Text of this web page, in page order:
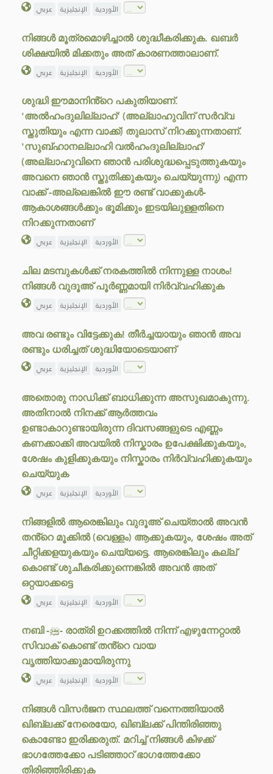
عربي الإنجليزية الأوردية
നിങ്ങൾ മൂത്രമൊഴിച്ചാൽ ശുദ്ധീകരിക്കുക. ഖബർ
ശിക്ഷയിൽ മിക്കതും അത് കാരണത്താലാണ്.
عربي الإنجليزية الأوردية
ശുദ്ധി ഈമാനിൻ്റെ പകുതിയാണ്.
'അൽഹംദുലില്ലാഹ്' (അല്ലാഹുവിന് സർവ്വ
സ്തുതിയും എന്ന വാക്ക്) തുലാസ് നിറക്കുന്നതാണ്.
'സുബ്ഹാനല്ലാഹി വൽഹംദുലില്ലാഹ്'
(അല്ലാഹുവിനെ ഞാൻ പരിശുദ്ധപ്പെടുത്തുകയും
അവനെ ഞാൻ സ്തുതിക്കുകയും ചെയ്യുന്നു) എന്ന
വാക്ക് -അല്ലെങ്കിൽ ഈ രണ്ട് വാക്കുകൾ-
ആകാശങ്ങൾക്കും ഭൂമിക്കും ഇടയിലുള്ളതിനെ
നിറക്കുന്നതാണ്
عربي الإنجليزية الأوردية
ചില മടമ്പുകൾക്ക് നരകത്തിൽ നിന്നുള്ള നാശം!
നിങ്ങൾ വുദൂഅ് പൂർണ്ണമായി നിർവ്വഹിക്കുക
عربي الإنجليزية الأوردية
അവ രണ്ടും വിട്ടേക്കുക! തീർച്ചയായും ഞാൻ അവ
രണ്ടും ധരിച്ചത് ശുദ്ധിയോടെയാണ്
عربي الإنجليزية الأوردية
അതൊരു നാഡിക്ക് ബാധിക്കുന്ന അസുഖമാകുന്നു.
അതിനാൽ നിനക്ക് ആർത്തവം
ഉണ്ടാകാറുണ്ടായിരുന്ന ദിവസങ്ങളുടെ എണ്ണം
കണക്കാക്കി അവയിൽ നിസ്കാരം ഉപേക്ഷിക്കുകയും,
ശേഷം കുളിക്കുകയും നിസ്കാരം നിർവ്വഹിക്കുകയും
ചെയ്യുക
عربي الإنجليزية الأوردية
നിങ്ങളിൽ ആരെങ്കിലും വുദൂഅ് ചെയ്താൽ അവൻ
തൻ്റെ മൂക്കിൽ (വെള്ളം) ആക്കുകയും, ശേഷം അത്
ചീറ്റിക്കളയുകയും ചെയ്യട്ടെ. ആരെങ്കിലും കല്ല്
കൊണ്ട് ശുചീകരിക്കുന്നെങ്കിൽ അവൻ അത്
ഒറ്റയാക്കട്ടെ
عربي الإنجليزية الأوردية
നബി -ﷺ- രാത്രി ഉറക്കത്തിൽ നിന്ന് എഴുന്നേറ്റാൽ
സിവാക് കൊണ്ട് തൻ്റെ വായ
വൃത്തിയാക്കുമായിരുന്നു
عربي الإنجليزية الأوردية
നിങ്ങൾ വിസർജന സ്ഥലത്ത് വന്നെത്തിയാൽ
ഖിബ്‌ലക്ക് നേരെയോ, ഖിബ്‌ലക്ക് പിന്തിരിഞ്ഞു
കൊണ്ടോ ഇരിക്കരുത്. മറിച്ച് നിങ്ങൾ കിഴക്ക്
ഭാഗത്തേക്കോ പടിഞ്ഞാറ് ഭാഗത്തേക്കോ
തിരിഞ്ഞിരിക്കുക